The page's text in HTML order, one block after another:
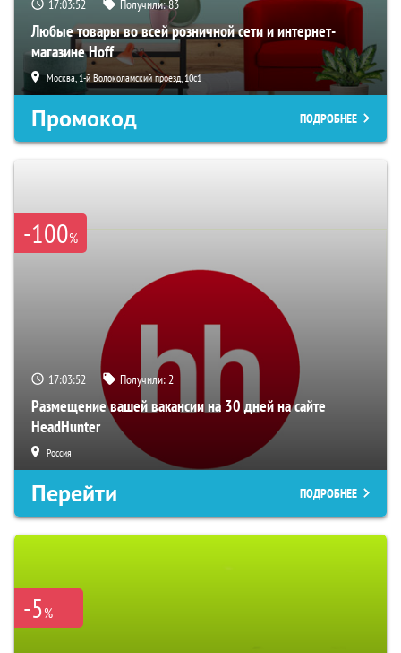
17:03:50 Получили:83
Любые товары во всей розничной сети и интернет-
магазине Hoff
Москва, 1-й Волоколамский проезд, 10с1
Промокод ПОДРОБНЕЕ
-100%
17:03:50 Получили:2
Размещение вашей вакансии на 30 дней на сайте
HeadHunter
Россия
Перейти ПОДРОБНЕЕ
-5%